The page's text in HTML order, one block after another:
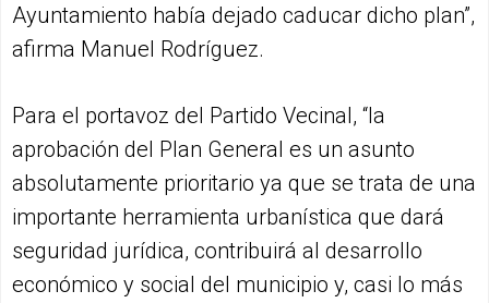
Ayuntamiento había dejado caducar dicho plan”,
afirma Manuel Rodríguez.
Para el portavoz del Partido Vecinal, “la
aprobación del Plan General es un asunto
absolutamente prioritario ya que se trata de una
importante herramienta urbanística que dará
seguridad jurídica, contribuirá al desarrollo
económico y social del municipio y, casi lo más